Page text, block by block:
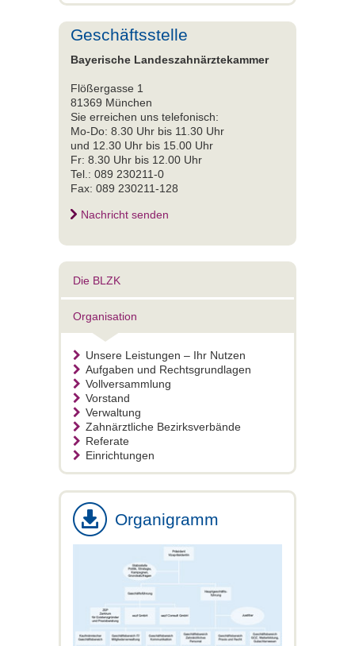
Geschäftsstelle
Bayerische Landeszahnärztekammer
Flößergasse 1
81369 München
Sie erreichen uns telefonisch:
Mo-Do: 8.30 Uhr bis 11.30 Uhr
und 12.30 Uhr bis 15.00 Uhr
Fr: 8.30 Uhr bis 12.00 Uhr
Tel.: 089 230211-0
Fax: 089 230211-128
Nachricht senden
Die BLZK
Organisation
Unsere Leistungen – Ihr Nutzen
Aufgaben und Rechtsgrundlagen
Vollversammlung
Vorstand
Verwaltung
Zahnärztliche Bezirksverbände
Referate
Einrichtungen
Organigramm